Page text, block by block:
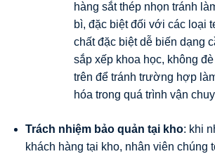
hàng sắt thép nhọn tránh
bì, đặc biệt đối với các loại
chất đặc biệt dễ biến dạng
sắp xếp khoa học, không
trên để tránh trường hợp
hóa trong quá trình vận
Trách nhiệm bảo quản tại kho: khi
khách hàng tại kho, nhân viên chúng